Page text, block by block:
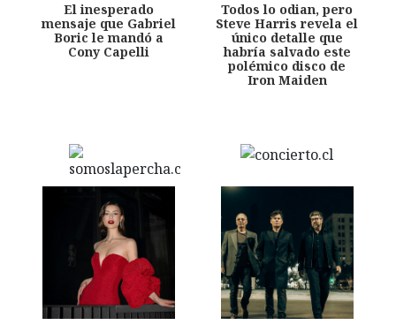
El inesperado
mensaje que Gabriel
Boric le mandó a
Cony Capelli
Todos lo odian, pero
Steve Harris revela el
único detalle que
habría salvado este
polémico disco de
Iron Maiden